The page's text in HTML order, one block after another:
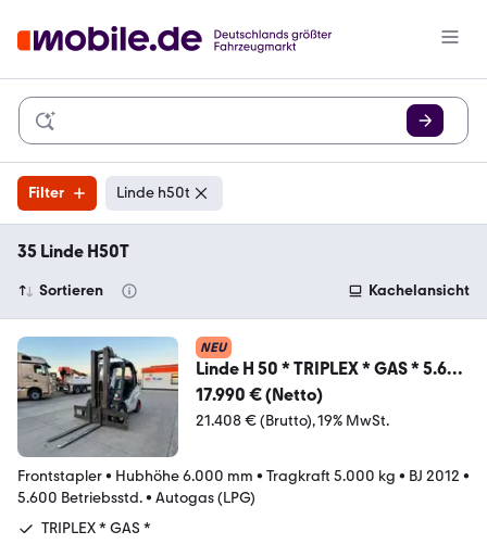
Filter Linde h50t
35 Linde H50T
Sortieren Kachelansicht
NEU
Linde H 50 * TRIPLEX * GAS * 5.600
h *
17.990 € (Netto)
21.408 € (Brutto) 19% MwSt.
Frontstapler• Hubhöhe 6.000 mm • Tragkraft 5.000 kg • BJ 2012 •
5.600 Betriebsstd.• Autogas (LPG)
TRIPLEX * GAS *